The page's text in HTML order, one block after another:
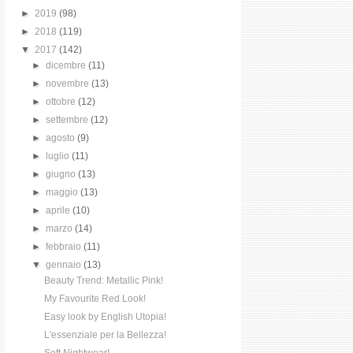
► 2019 (98)
► 2018 (119)
▼ 2017 (142)
►dicembre(11)
► novembre(13)
►ottobre(12)
►settembre(12)
►agosto(9)
►
luglio(11)
►giugno(13)
► maggio(13)
►aprile(10)
► marzo(14)
►febbraio(11)
▼gennaio(13)
Beauty Trend: Metallic Pink!
My Favourite Red Look!
Easy look by English Utopia!
L'essenziale per la Bellezza!